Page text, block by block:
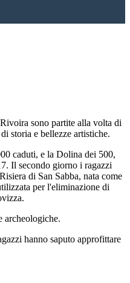
sono partite alla volta di
storia e bellezze artistiche.
caduti, e la Dolina dei 500,
Il secondo giorno i ragazzi
di San Sabba, nata come
per l'eliminazione di
archeologiche.
hanno saputo approfittare